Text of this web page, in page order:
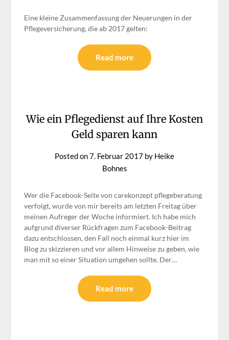
Eine kleine Zusammenfassung der Neuerungen in der
Pflegeversicherung, die ab 2017 gelten:
Read more
Wie ein Pflegedienst auf Ihre Kosten
Geld sparen kann
Posted on7. Februar 2017 by Heike
Bohnes
Wer die Facebook-Seite von carekonzept pflegeberatung
verfolgt, wurde von mir bereits am letzten Freitag über
meinen Aufreger der Woche informiert. Ich habe mich
aufgrund diverser Rückfragen zum Facebook-Beitrag
dazu entschlossen, den Fall noch einmal kurz hier im
Blog zu skizzieren und vor allem Hinweise zu geben, wie
man mit so einer Situation umgehen sollte. Der…
Read more